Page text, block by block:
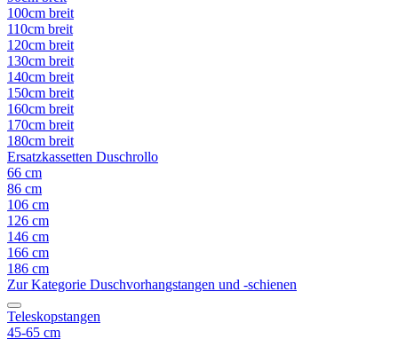
100cm breit
110cm breit
120cm breit
130cm breit
140cm breit
150cm breit
160cm breit
170cm breit
180cm breit
Ersatzkassetten Duschrollo
66 cm
86 cm
106 cm
126 cm
146 cm
166 cm
186 cm
Zur Kategorie Duschvorhangstangen und -schienen
Teleskopstangen
45-65 cm